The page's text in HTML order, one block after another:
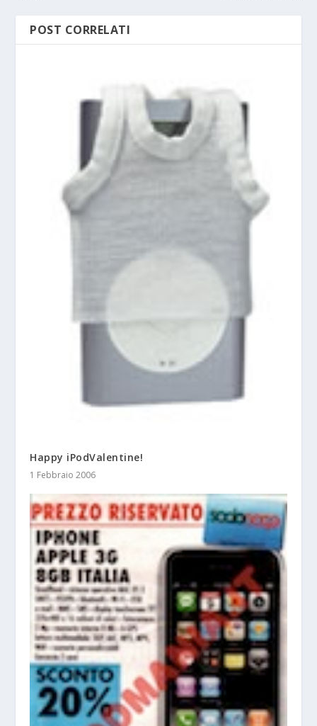
POST CORRELATI
Happy iPodValentine!
1 Febbraio 2006